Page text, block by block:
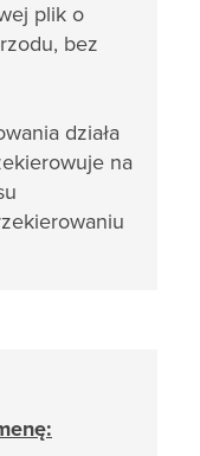
plik o
bez
działa
na